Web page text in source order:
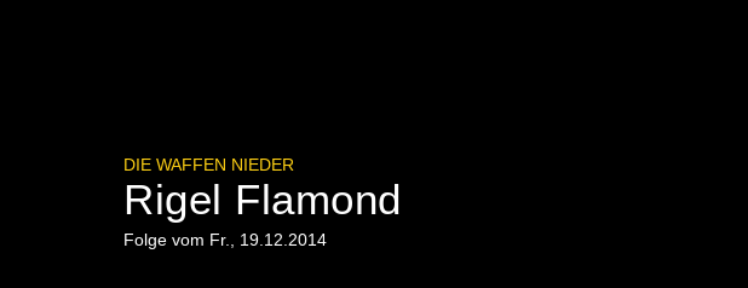
DIE WAFFEN NIEDER
Rigel Flamond
Folge vom Fr., 19.12.2014